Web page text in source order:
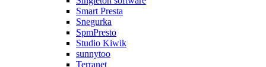
Smart Presta
Snegurka
SpmPresto
Studio Kiwik
sunnytoo
Terranet